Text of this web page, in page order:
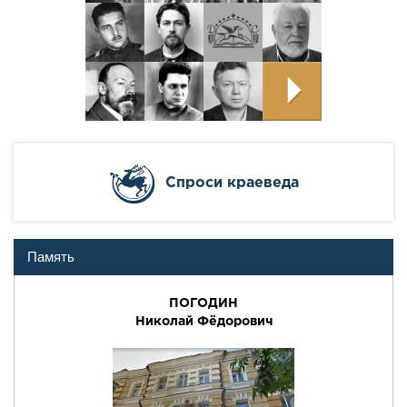
Cпроси краеведа
Память
ПОГОДИН
Николай Фёдорович